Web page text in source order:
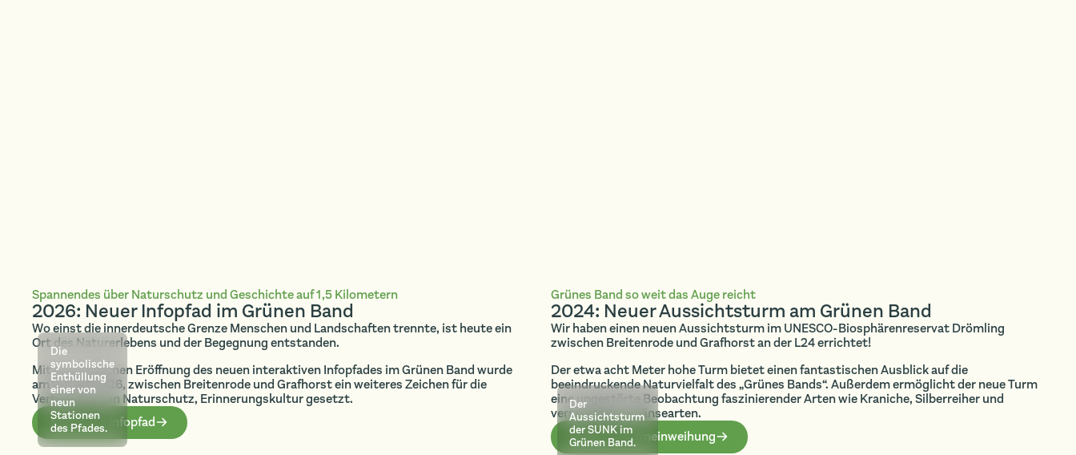
Spannendes über Naturschutz und Geschichte auf 1,5 Kilometern
2026: Neuer Infopfad im Grünen Band
Wo einst die innerdeutsche Grenze Menschen und Landschaften trennte, ist heute ein
Ort des Naturerlebens und der Begegnung entstanden.
Mit der feierlichen Eröffnung des neuen interaktiven Infopfades im Grünen Band wurde
am 21. Mai 2026, zwischen Breitenrode und Grafhorst ein weiteres Zeichen für die
Verbindung von Naturschutz, Erinnerungskultur gesetzt.
Mehr zum Infopfad
Die
symbolische
Enthüllung
einer von
neun
Stationen
des Pfades.
Grünes Band so weit das Auge reicht
2024: Neuer Aussichtsturm am Grünen Band
Wir haben einen neuen Aussichtsturm im UNESCO-Biosphärenreservat Drömling
zwischen Breitenrode und Grafhorst an der L24 errichtet!
Der etwa acht Meter hohe Turm bietet einen fantastischen Ausblick auf die
beeindruckende Naturvielfalt des „Grünes Bands“. Außerdem ermöglicht der neue Turm
eine ungestörte Beobachtung faszinierender Arten wie Kraniche, Silberreiher und
verschiedener Gänsearten.
Mehr zur Turmeinweihung
Der
Aussichtsturm
der SUNK im
Grünen Band.